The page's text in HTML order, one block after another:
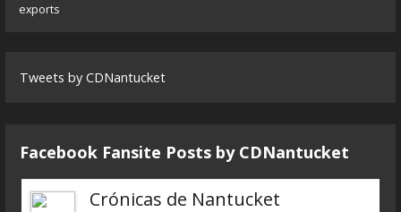
exports
Tweets by CDNantucket
Facebook Fansite Posts by ‎CDNantucket
Crónicas de Nantucket